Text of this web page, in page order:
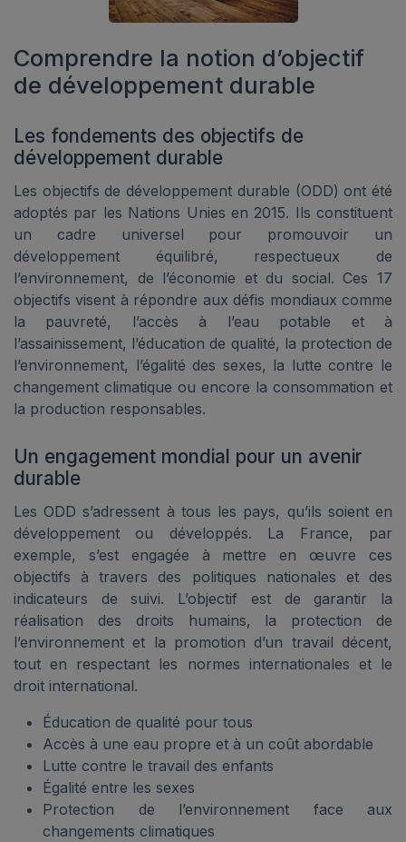
Comprendre la notion d’objectif
de développement durable
Les fondements des objectifs de
développement durable
Les objectifs de développement durable (ODD) ont été
adoptés par les Nations Unies en 2015. Ils constituent
un cadre universel pour promouvoir un
développement équilibré, respectueux de
l’environnement, de l’économie et du social. Ces 17
objectifs visent à répondre aux défis mondiaux comme
la pauvreté, l’accès à l’eau potable et à
l’assainissement, l’éducation de qualité, la protection de
l’environnement, l’égalité des sexes, la lutte contre le
changement climatique ou encore la consommation et
la production responsables.
Un engagement mondial pour un avenir
durable
Les ODD s’adressent à tous les pays, qu’ils soient en
développement ou développés. La France, par
exemple, s’est engagée à mettre en œuvre ces
objectifs à travers des politiques nationales et des
indicateurs de suivi. L’objectif est de garantir la
réalisation des droits humains, la protection de
l’environnement et la promotion d’un travail décent,
tout en respectant les normes internationales et le
droit international.
Éducation de qualité pour tous
Accès à une eau propre et à un coût abordable
Lutte contre le travail des enfants
Égalité entre les sexes
Protection de l’environnement face aux
changements climatiques